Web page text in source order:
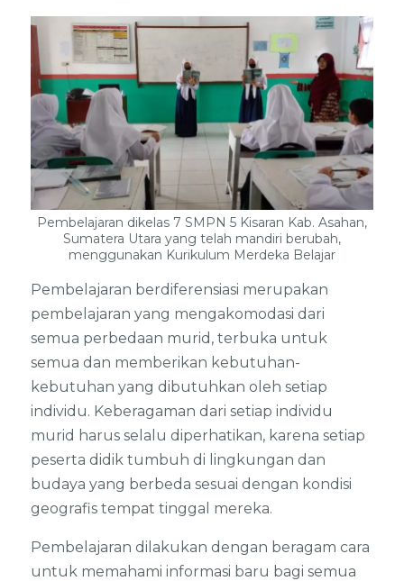
Pembelajaran dikelas 7 SMPN 5 Kisaran Kab. Asahan,
Sumatera Utara yang telah mandiri berubah,
menggunakan Kurikulum Merdeka Belajar
Pembelajaran berdiferensiasi merupakan
pembelajaran yang mengakomodasi dari
semua perbedaan murid, terbuka untuk
semua dan memberikan kebutuhan-
kebutuhan yang dibutuhkan oleh setiap
individu. Keberagaman dari setiap individu
murid harus selalu diperhatikan, karena setiap
peserta didik tumbuh di lingkungan dan
budaya yang berbeda sesuai dengan kondisi
geografis tempat tinggal mereka.
Pembelajaran dilakukan dengan beragam cara
untuk memahami informasi baru bagi semua